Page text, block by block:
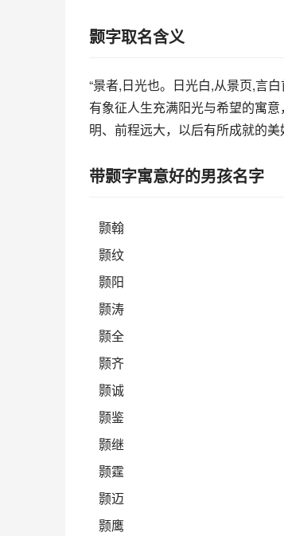
颢字取名含义
“景者,日光也。日光白,从景页,言
有象征人生充满阳光与希望的寓
明、前程远大，以后有所成就的
带颢字寓意好的男孩名字
颢翰
颢纹
颢阳
颢涛
颢全
颢齐
颢诚
颢鉴
颢继
颢霆
颢迈
颢鹰